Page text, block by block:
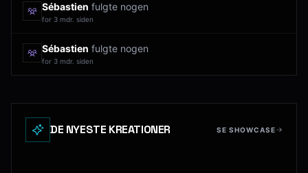
Sébastien fulgte nogen
for 3 mdr. siden
Sébastien fulgte nogen
for 3 mdr. siden
DE NYESTE KREATIONER SE SHOWCASE